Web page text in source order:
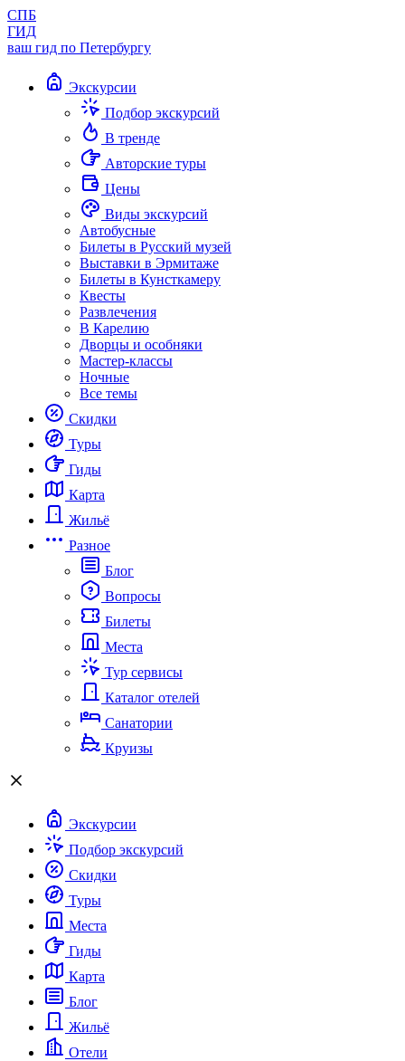
СПБ
ГИД
ваш гид по Петербургу
Экскурсии
Подбор экскурсий
В тренде
Авторские туры
Цены
Виды экскурсий
Автобусные
Билеты в Русский музей
Выставки в Эрмитаже
Билеты в Кунсткамеру
Квесты
Развлечения
В Карелию
Дворцы и особняки
Мастер-классы
Ночные
Все темы
Скидки
Туры
Гиды
Карта
Жильё
Разное
Блог
Вопросы
Билеты
Места
Тур сервисы
Каталог отелей
Санатории
Круизы
Экскурсии
Подбор экскурсий
Скидки
Туры
Места
Гиды
Карта
Блог
Жильё
Отели